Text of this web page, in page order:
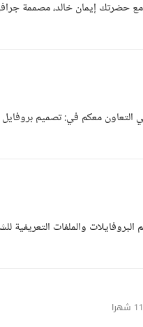
معكم في: تصميم بروفايل
والملفات التعريفية